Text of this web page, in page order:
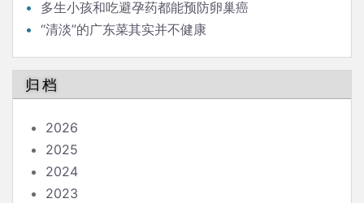
多生小孩和吃避孕药都能预防卵巢癌
“清淡”的广东菜其实并不健康
归档
2026
2025
2024
2023